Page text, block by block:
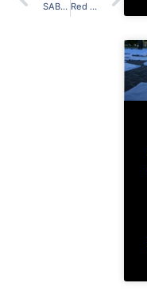
SABATO 4 MAGGIO 2013 ORE 10:00 STADIO TOMMASO FATTORI Red Blue Eagles L’Aquila 1978 in curva sud.L’Aquila-Hinterreggio Domenica 17 Febbraio 2013